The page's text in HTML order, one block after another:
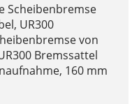
Scheibenbremse
UR300
von
Bremssattel
160 mm